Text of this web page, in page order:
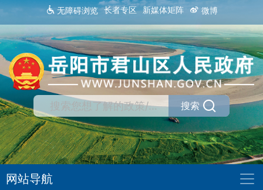
无障碍浏览 长者专区 新媒体矩阵 微博
搜索
网站导航